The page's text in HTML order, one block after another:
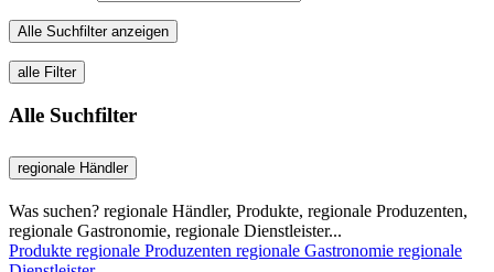
Alle Suchfilter anzeigen
alle Filter
Alle Suchfilter
regionale Händler
Was suchen? regionale Händler, Produkte, regionale Produzenten,
regionale Gastronomie, regionale Dienstleister...
Produkte regionale Produzenten regionale Gastronomie regionale